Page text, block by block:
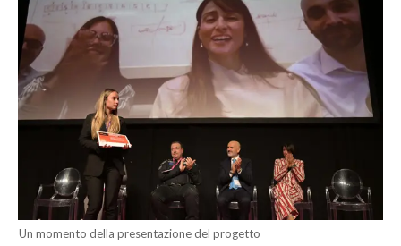
ITALIA
MONDO
POLITICA
ECONOMIA
SERVIZI ALLE IMPRESE
LAVORO
BANDI
Un momento della presentazione del progetto